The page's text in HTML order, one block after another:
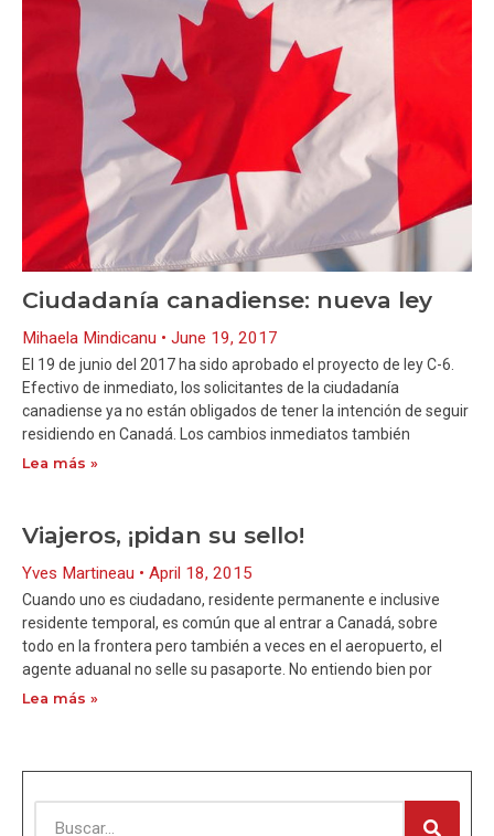
Ciudadanía canadiense: nueva ley
Mihaela Mindicanu June 19, 2017
El 19 de junio del 2017 ha sido aprobado el proyecto de ley C-6.
Efectivo de inmediato, los solicitantes de la ciudadanía
canadiense ya no están obligados de tener la intención de seguir
residiendo en Canadá. Los cambios inmediatos también
Lea más »
Viajeros, ¡pidan su sello!
Yves Martineau April 18, 2015
Cuando uno es ciudadano, residente permanente e inclusive
residente temporal, es común que al entrar a Canadá, sobre
todo en la frontera pero también a veces en el aeropuerto, el
agente aduanal no selle su pasaporte. No entiendo bien por
Lea más »